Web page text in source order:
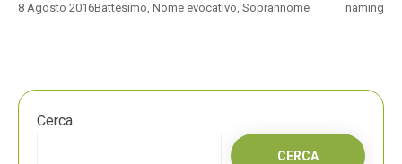
8 Agosto 2016 naming
Battesimo, Nome evocativo, Soprannome
Cerca
CERCA